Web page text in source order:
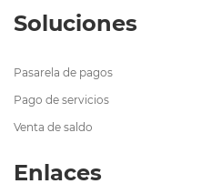
Soluciones
Pasarela de pagos
Pago de servicios
Venta de saldo
Enlaces